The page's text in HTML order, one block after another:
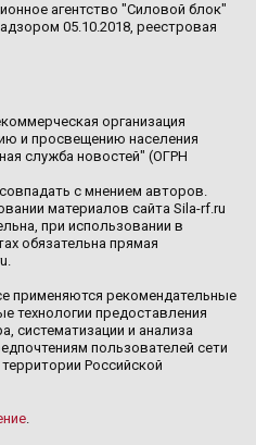
агентство "Силовой блок"
05.10.2018, реестровая
организация
и просвещению населения
служба новостей" (ОГРН
с мнением авторов.
материалов сайта Sila-rf.ru
при использовании в
обязательна прямая
применяются рекомендательные
технологии предоставления
систематизации и анализа
пользователей сети
Российской
.